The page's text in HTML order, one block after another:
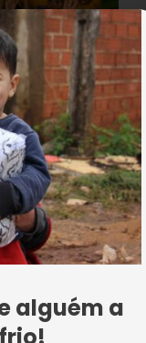
Festival de
alguém a